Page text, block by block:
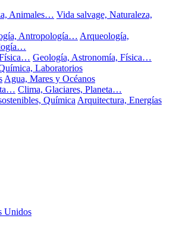
Animales… Vida salvage, Naturaleza,
Antropología… Arqueología,
Geología, Astronomía, Física…
Laboratorios
Agua, Mares y Océanos
Clima, Glaciares, Planeta…
Química Arquitectura, Energías
Unidos